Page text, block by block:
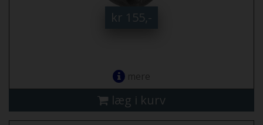
kr 155,-
mere
læg i kurv